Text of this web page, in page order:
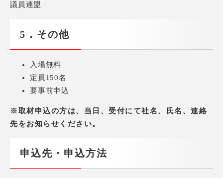
議員連盟
5．その他
入場無料
定員150名
要事前申込
※取材申込の方は、当日、受付にて社名、氏名、連絡
先をお知らせください。
申込先・申込方法